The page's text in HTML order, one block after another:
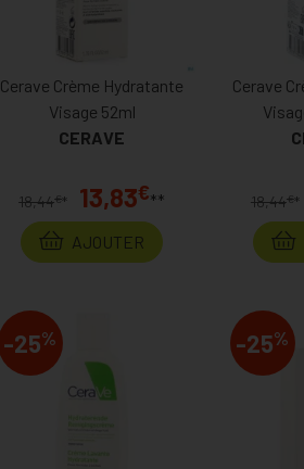
Cerave Crème Hydratante
Visage 52ml
CERAVE
18,44€* 13,83€**
AJOUTER
Cerave
18,44€*
-25% -25%